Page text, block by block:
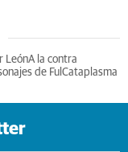
LeónA la contra
de Ful Cataplasma